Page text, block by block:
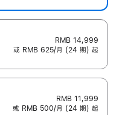
RMB 14,999
或 RMB 625/月 (24 期) 起
RMB 11,999
或 RMB 500/月 (24 期) 起